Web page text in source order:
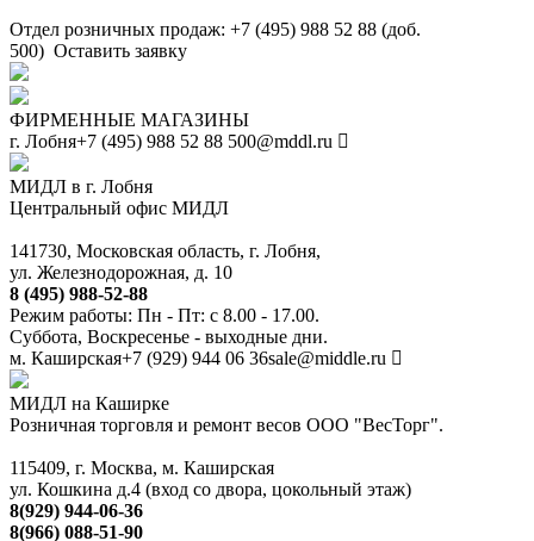
Отдел розничных продаж: +7 (495) 988 52 88 (доб.
500) Оставить заявку
ФИРМЕННЫЕ МАГАЗИНЫ
г. Лобня+7 (495) 988 52 88 500@mddl.ru
МИДЛ в г. Лобня
Центральный офис МИДЛ
141730, Московская область, г. Лобня,
ул. Железнодорожная, д. 10
8 (495) 988-52-88
Режим работы: Пн - Пт: с 8.00 - 17.00.
Суббота, Воскресенье - выходные дни.
м. Каширская+7 (929) 944 06 36sale@middle.ru
МИДЛ на Каширке
Розничная торговля и ремонт весов ООО "ВесТорг".
115409, г. Москва, м. Каширская
ул. Кошкина д.4 (вход со двора, цокольный этаж)
8(929) 944-06-36
8(966) 088-51-90